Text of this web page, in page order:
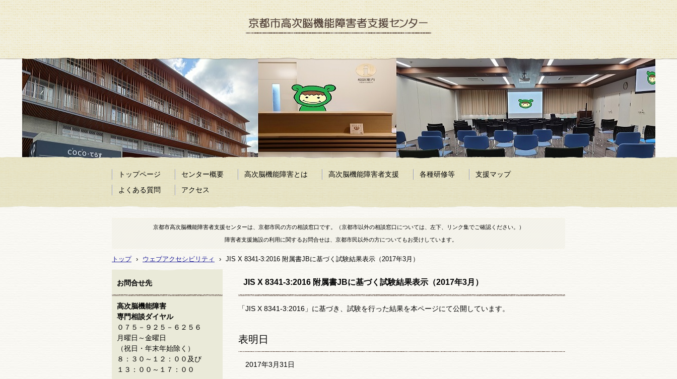
京都市高次脳機能障害者支援センター
京都市高次脳機能障害者支援センターは、京都市民の方の相談窓口です。（京都市以外の相談窓口については、左下、リンク集でご確認ください。）
障害者支援施設の利用に関するお問合せは、京都市民以外の方についてもお受けしています。
トップページ センター概要 高次脳機能障害とは 高次脳機能障害者支援 各種研修等
支援マップ
よくある質問
アクセス
トップ › ウェブアクセシビリティ › JIS X 8341-3:2016 附属書JBに基づく試験結果表示（2017年3月）
JIS X 8341-3:2016 附属書JBに基づく試験結果表示（2017年3月）
「JIS X 8341-3:2016」に基づき、試験を行った結果を本ページにて公開しています。
表明日
2017年3月31日
お問合せ先
高次脳機能障害
専門相談ダイヤル
０７５－９２５－６２５６
月曜日～金曜日
（祝日・年末年始除く）
８：３０～１２：００及び
１３：００～１７：００